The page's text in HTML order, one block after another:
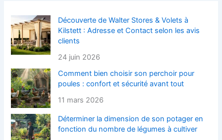
Découverte de Walter Stores & Volets à
Kilstett : Adresse et Contact selon les avis
clients
24 juin 2026
Comment bien choisir son perchoir pour
poules : confort et sécurité avant tout
11 mars 2026
Déterminer la dimension de son potager en
fonction du nombre de légumes à cultiver